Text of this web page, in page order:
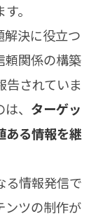
。
解決に役立つ
頼関係の構築
告されていま
、 ターゲッ
ある情報を継
る情報発信で
ンツの制作が